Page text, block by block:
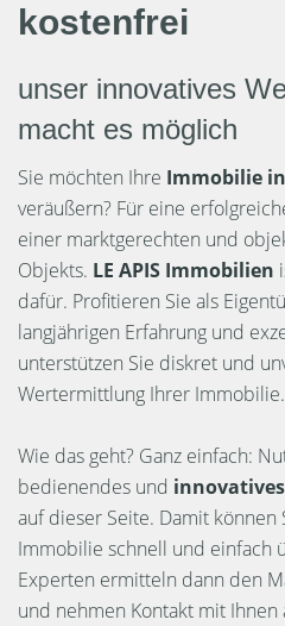
kostenfrei
unser innovatives
macht es möglich
Sie möchten Ihre Immobilie
veräußern? Für eine
einer marktgerechten und
Objekts. LE APIS Immobilien
dafür. Profitieren Sie als
langjährigen Erfahrung und
unterstützen Sie diskret und
Wertermittlung Ihrer Immobilie.
Wie das geht? Ganz einfach:
bedienendes und
auf dieser Seite. Damit
Immobilie schnell und einfach
Experten ermitteln dann den
und nehmen Kontakt mit